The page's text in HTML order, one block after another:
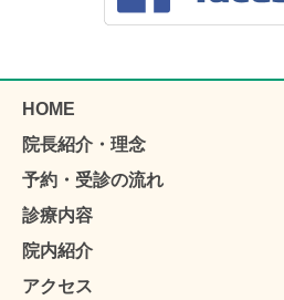
HOME
院長紹介・理念
予約・受診の流れ
診療内容
院内紹介
アクセス